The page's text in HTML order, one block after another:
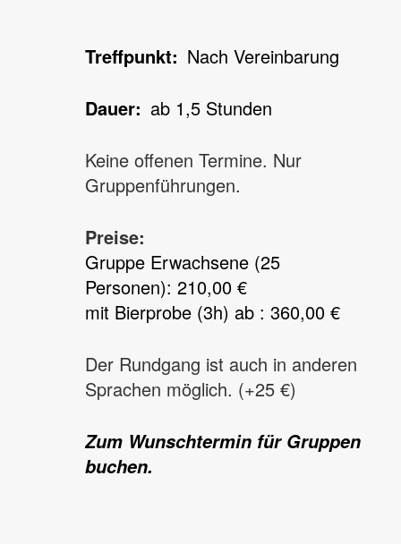
Treffpunkt
Nach Vereinbarung
Dauer
ab 1,5 Stunden
Keine offenen Termine. Nur
Gruppenführungen.
Preise:
Gruppe Erwachsene (25
Personen): 210,00 €
mit Bierprobe (3h) ab : 360,00 €
Der Rundgang ist auch in anderen
Sprachen möglich. (+25 €)
Zum Wunschtermin für Gruppen
buchen.